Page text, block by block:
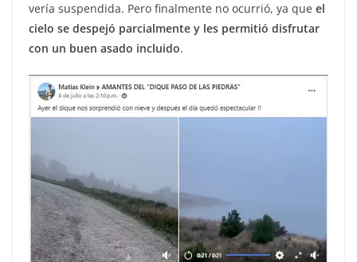
vería suspendida. Pero finalmente no ocurrió, ya que el
cielo se despejó parcialmente y les permitió disfrutar
con un buen asado incluido.